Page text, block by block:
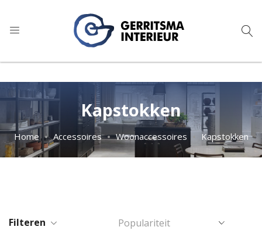
9
Kapstokken
Home Accessoires Woonaccessoires Kapstokken
Filteren